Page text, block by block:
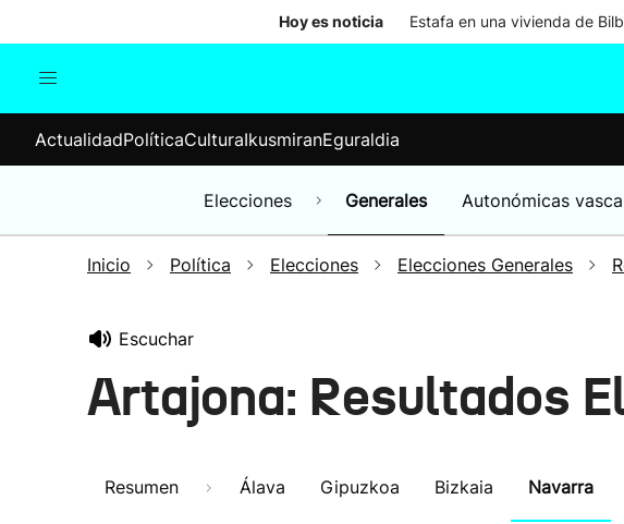
Hoy es noticia Estafa en una vivienda de
Elecciones
ActualidadPolíticaCulturaIkusmiranEguraldia
Elecciones Generales Autonómicas
Inicio Política Elecciones Elecciones Generales
Escuchar
Artajona: Resultados
Resumen Álava Gipuzkoa Bizkaia Navarra